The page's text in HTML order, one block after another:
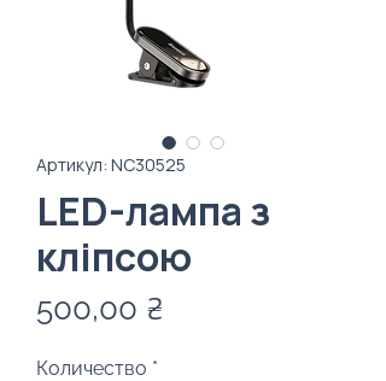
Артикул: NC30525
LED-лампа з
кліпсою
500,00 ₴
Количество *